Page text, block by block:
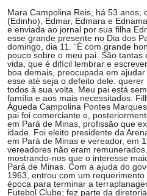
Mara Campolina Reis, há 53 anos,
(Edinho), Edmar, Edmara e
e enviada ao jornal por sua filha
esse grande presente no Dia dos
domingo, dia 11. “É com grande
pouco sobre o meu pai. São tantas
vida, que é difícil lembrar e
boa demais, preocupada em
esse até seja o defeito dele:
todos à sua volta. Meu pai está
família e aos mais necessitados.
Águeda Campolina Pontes
pai foi comerciante e,
em Pará de Minas, profissão que
idade. Foi eleito presidente da
em Pará de Minas e vereador, em
vereadores não eram
mostrando-nos que o interesse
Pará de Minas. Com a ajuda do
1963, entrou com um
época para terminar a
Futebol Clube; fez parte da